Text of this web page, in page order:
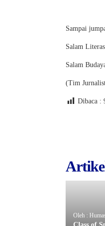
Sampai
Salam
Salam
(Tim
Dibaca :
Oleh :